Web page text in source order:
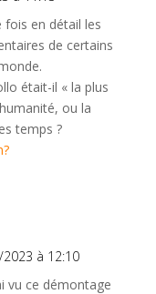
fois en détail les
de certains
était-il « la plus
ou la
temps ?
à 12:10
vu ce démontage